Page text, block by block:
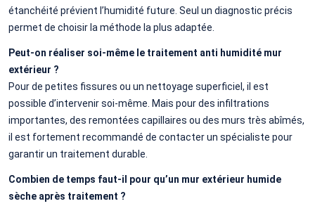
étanchéité prévient l’humidité future. Seul un diagnostic précis
permet de choisir la méthode la plus adaptée.
Peut-on réaliser soi-même le traitement anti humidité mur
extérieur ?
Pour de petites fissures ou un nettoyage superficiel, il est
possible d’intervenir soi-même. Mais pour des infiltrations
importantes, des remontées capillaires ou des murs très abîmés,
il est fortement recommandé de contacter un spécialiste pour
garantir un traitement durable.
Combien de temps faut-il pour qu’un mur extérieur humide
sèche après traitement ?